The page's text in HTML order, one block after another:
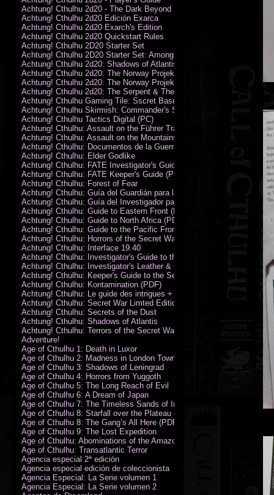
Achtung! Cthulhu 2d20 - The Dark Beyond
Achtung! Cthulhu 2d20 Edición Exarca
Achtung! Cthulhu 2d20 Exarch's Edition
Achtung! Cthulhu 2d20 Quickstart Rules
Achtung! Cthulhu 2D20 Starter Set
Achtung! Cthulhu 2D20 Starter Set: Among the Wolves (PDF)
Achtung! Cthulhu 2d20: Shadows of Atlantis
Achtung! Cthulhu 2d20: The Norway Projekt
Achtung! Cthulhu 2d20: The Norway Projekt (PDF)
Achtung! Cthulhu 2d20: The Serpent & The Sands
Achtung! Cthulhu Gaming Tile: Sscret Base & Icy Ruins
Achtung! Cthulhu Skirmish: Commander's Set
Achtung! Cthulhu Tactics Digital (PC)
Achtung! Cthulhu: Assault on the Führer Train
Achtung! Cthulhu: Assault on the Mountains of Madness
Achtung! Cthulhu: Documentos de la Guerra Secreta
Achtung! Cthulhu: Elder Godlike
Achtung! Cthulhu: FATE Investigator's Guide (PDF)
Achtung! Cthulhu: FATE Keeper's Guide (PDF)
Achtung! Cthulhu: Forest of Fear
Achtung! Cthulhu: Guía del Guardián para la Guerra Secreta
Achtung! Cthulhu: Guía del Investigador para la Guerra Secreta
Achtung! Cthulhu: Guide to Eastern Front (PDF)
Achtung! Cthulhu: Guide to North Africa (PDF)
Achtung! Cthulhu: Guide to the Pacific Front
Achtung! Cthulhu: Horrors of the Secret War
Achtung! Cthulhu: Interface 19.40
Achtung! Cthulhu: Investigator's Guide to the Secret War
Achtung! Cthulhu: Investigator's Leather & Canvas Bag
Achtung! Cthulhu: Keeper's Guide to the Secret War
Achtung! Cthulhu: Kontamination (PDF)
Achtung! Cthulhu: Le guide des intrigues + ecran
Achtung! Cthulhu: Secret War Limted Edition Book
Achtung! Cthulhu: Secrets of the Dust
Achtung! Cthulhu: Shadows of Atlantis
Achtung! Cthulhu: Terrors of the Secret War
Adventure!
Age of Cthulhu 1: Death in Luxor
Age of Cthulhu 2: Madness in London Town
Age of Cthulhu 3: Shadows of Leningrad
Age of Cthulhu 4: Horrors from Yuggoth
Age of Cthulhu 5: The Long Reach of Evil
Age of Cthulhu 6: A Dream of Japan
Age of Cthulhu 7: The Timeless Sands of India
Age of Cthulhu 8: Starfall over the Plateau of Leng
Age of Cthulhu 8: The Gang’s All Here (PDF)
Age of Cthulhu 9: The Lost Expedition
Age of Cthulhu: Abominations of the Amazon
Age of Cthulhu: Transatlantic Terror
Agencia especial 2ª edición
Agencia especial edición de coleccionista
Agencia Especial: La Serie volumen 1
Agencia Especial: La Serie volumen 2